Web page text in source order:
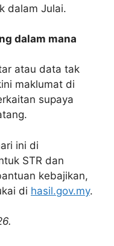
dalam Julai.
dalam mana
atau data tak
maklumat di
supaya
ini di
STR dan
kebajikan,
di hasil.gov.my.